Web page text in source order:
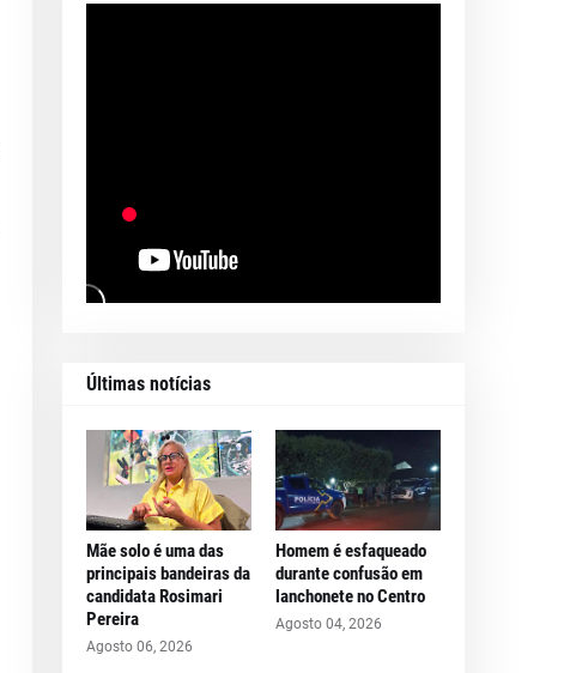
Últimas notícias
Mãe solo é uma das
principais bandeiras da
candidata Rosimari
Pereira
Agosto 06, 2026
Homem é esfaqueado
durante confusão em
lanchonete no Centro
Agosto 04, 2026